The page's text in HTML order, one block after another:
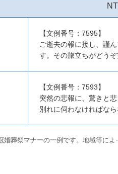
【文例番号：7595】
ご逝去の報に接し、謹
す。その旅立ちがどう
【文例番号：7593】
突然の悲報に、驚きと
別れに伺わなければな
婚葬祭マナーの一例です。地域等に